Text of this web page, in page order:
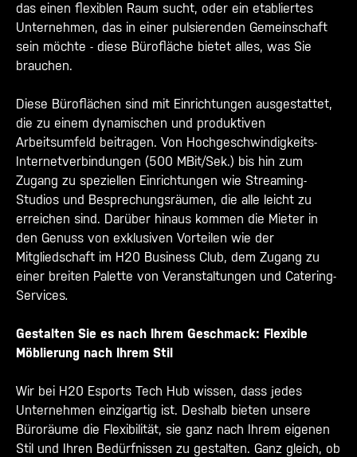
das einen flexiblen Raum sucht, oder ein etabliertes
Unternehmen, das in einer pulsierenden Gemeinschaft
sein möchte - diese Bürofläche bietet alles, was Sie
brauchen.
Diese Büroflächen sind mit Einrichtungen ausgestattet,
die zu einem dynamischen und produktiven
Arbeitsumfeld beitragen. Von Hochgeschwindigkeits-
Internetverbindungen (500 MBit/Sek.) bis hin zum
Zugang zu speziellen Einrichtungen wie Streaming-
Studios und Besprechungsräumen, die alle leicht zu
erreichen sind. Darüber hinaus kommen die Mieter in
den Genuss von exklusiven Vorteilen wie der
Mitgliedschaft im H20 Business Club, dem Zugang zu
einer breiten Palette von Veranstaltungen und Catering-
Services.
Gestalten Sie es nach Ihrem Geschmack: Flexible
Möblierung nach Ihrem Stil
Wir bei H20 Esports Tech Hub wissen, dass jedes
Unternehmen einzigartig ist. Deshalb bieten unsere
Büroräume die Flexibilität, sie ganz nach Ihrem eigenen
Stil und Ihren Bedürfnissen zu gestalten. Ganz gleich, ob